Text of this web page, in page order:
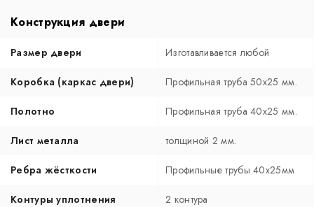
Конструкция двери
Размер двери Изготавливается любой
Коробка (каркас двери) Профильная труба 50х25 мм.
Полотно Профильная труба 40х25 мм.
Лист металла толщиной 2 мм.
Ребра жёсткости Профильные трубы 40х25мм
Контуры уплотнения 2 контура